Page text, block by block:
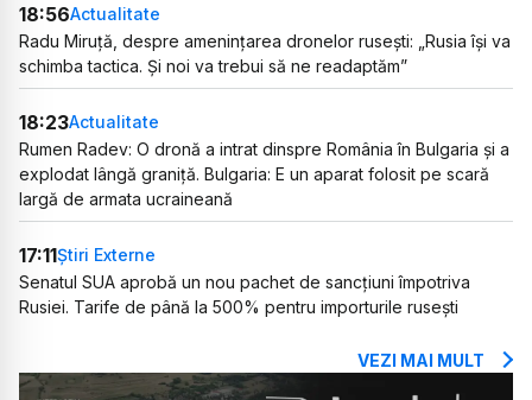
18:56Actualitate
Radu Miruță, despre amenințarea dronelor rusești: „Rusia își va
schimba tactica. Și noi va trebui să ne readaptăm”
18:23Actualitate
Rumen Radev: O dronă a intrat dinspre România în Bulgaria și a
explodat lângă graniță. Bulgaria: E un aparat folosit pe scară
largă de armata ucraineană
17:11Știri Externe
Senatul SUA aprobă un nou pachet de sancțiuni împotriva
Rusiei. Tarife de până la 500% pentru importurile rusești
VEZI MAI MULT